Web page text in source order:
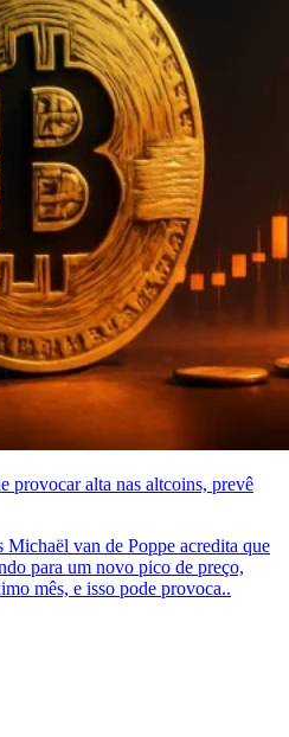
provocar alta nas altcoins, prevê
Michaël van de Poppe acredita que
para um novo pico de preço,
mês, e isso pode provoca..